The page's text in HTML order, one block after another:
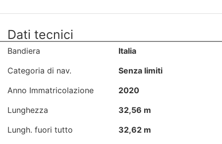
Dati tecnici
Bandiera
Italia
Categoria di nav.
Senza limiti
Anno Immatricolazione
2020
Lunghezza
32,56 m
Lungh. fuori tutto
32,62 m